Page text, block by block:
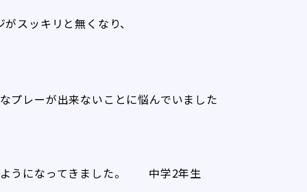
スッキリと無くなり、
プレーが出来ないことに悩んでいました
ようになってきました。 中学2年生